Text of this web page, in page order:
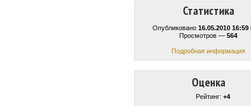
Статистика
Опубликовано 16.05.2010 16:59
Просмотров — 564
Подробная информация
Оценка
Рейтинг: +4